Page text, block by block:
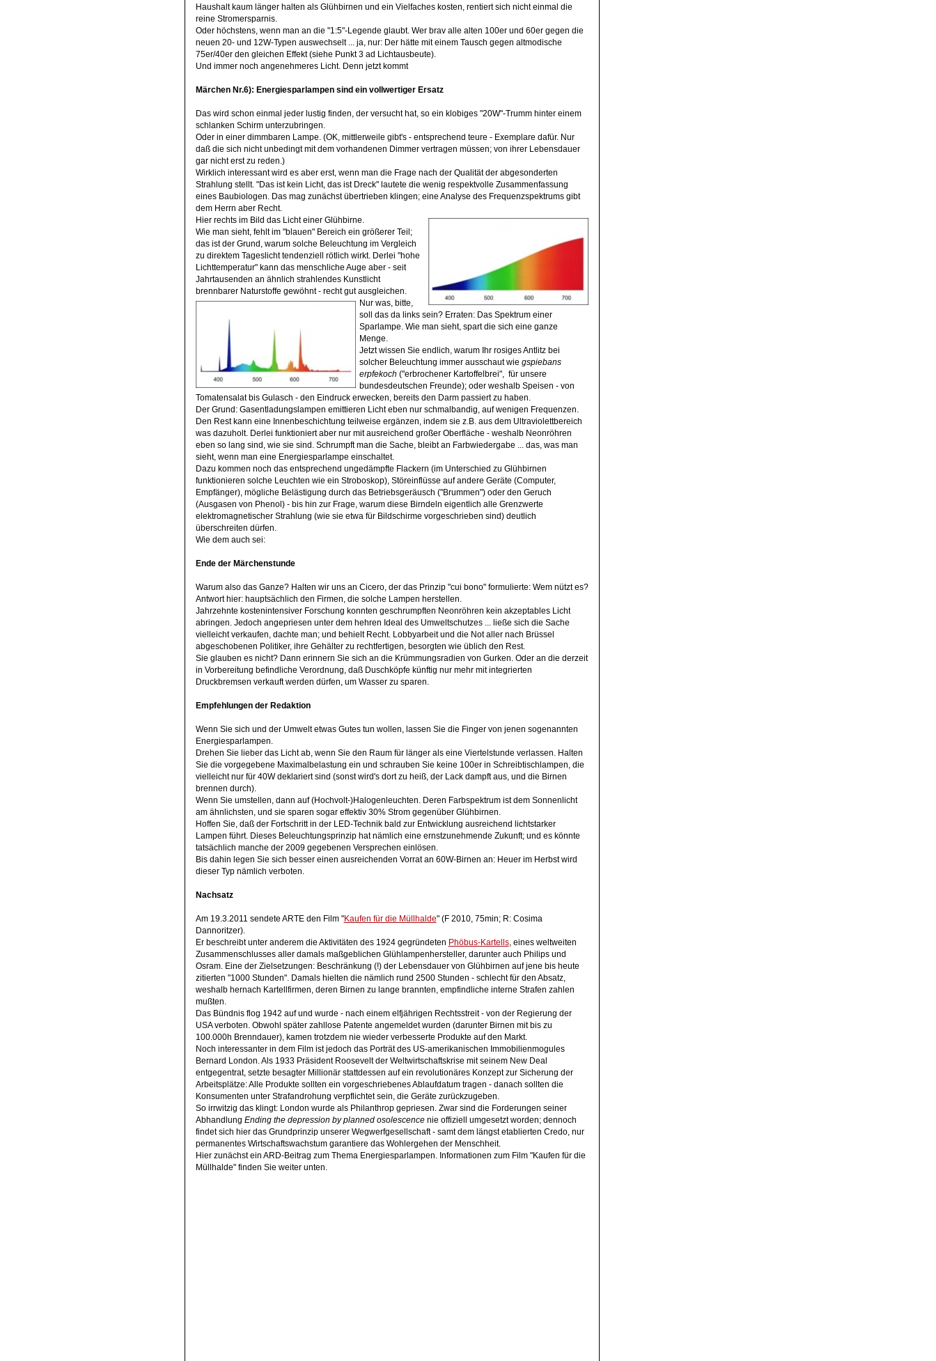
Haushalt kaum länger halten als Glühbirnen und ein Vielfaches kosten, rentiert sich nicht einmal die
reine Stromersparnis.
Oder höchstens, wenn man an die "1:5"-Legende glaubt. Wer brav alle alten 100er und 60er gegen die
neuen 20- und 12W-Typen auswechselt ... ja, nur: Der hätte mit einem Tausch gegen altmodische
75er/40er den gleichen Effekt (siehe Punkt 3 ad Lichtausbeute).
Und immer noch angenehmeres Licht. Denn jetzt kommt
Märchen Nr.6): Energiesparlampen sind ein vollwertiger Ersatz
Das wird schon einmal jeder lustig finden, der versucht hat, so ein klobiges "20W"-Trumm hinter einem
schlanken Schirm unterzubringen.
Oder in einer dimmbaren Lampe. (OK, mittlerweile gibt's - entsprechend teure - Exemplare dafür. Nur
daß die sich nicht unbedingt mit dem vorhandenen Dimmer vertragen müssen; von ihrer Lebensdauer
gar nicht erst zu reden.)
Wirklich interessant wird es aber erst, wenn man die Frage nach der Qualität der abgesonderten
Strahlung stellt. "Das ist kein Licht, das ist Dreck" lautete die wenig respektvolle Zusammenfassung
eines Baubiologen. Das mag zunächst übertrieben klingen; eine Analyse des Frequenzspektrums gibt
dem Herrn aber Recht.
Hier rechts im Bild das Licht einer Glühbirne.
Wie man sieht, fehlt im "blauen" Bereich ein größerer Teil;
das ist der Grund, warum solche Beleuchtung im Vergleich
zu direktem Tageslicht tendenziell rötlich wirkt. Derlei "hohe
Lichttemperatur" kann das menschliche Auge aber - seit
Jahrtausenden an ähnlich strahlendes Kunstlicht
brennbarer Naturstoffe gewöhnt - recht gut ausgleichen.
Nur was, bitte,
soll das da links sein? Erraten: Das Spektrum einer
Sparlampe. Wie man sieht, spart die sich eine ganze
Menge.
Jetzt wissen Sie endlich, warum Ihr rosiges Antlitz bei
solcher Beleuchtung immer ausschaut wiegspiebans
erpfekoch ("erbrochener Kartoffelbrei", für unsere
bundesdeutschen Freunde); oder weshalb Speisen - von
Tomatensalat bis Gulasch - den Eindruck erwecken, bereits den Darm passiert zu haben.
Der Grund: Gasentladungslampen emittieren Licht eben nur schmalbandig, auf wenigen Frequenzen.
Den Rest kann eine Innenbeschichtung teilweise ergänzen, indem sie z.B. aus dem Ultraviolettbereich
was dazuholt. Derlei funktioniert aber nur mit ausreichend großer Oberfläche - weshalb Neonröhren
eben so lang sind, wie sie sind. Schrumpft man die Sache, bleibt an Farbwiedergabe ... das, was man
sieht, wenn man eine Energiesparlampe einschaltet.
Dazu kommen noch das entsprechend ungedämpfte Flackern (im Unterschied zu Glühbirnen
funktionieren solche Leuchten wie ein Stroboskop), Störeinflüsse auf andere Geräte (Computer,
Empfänger), mögliche Belästigung durch das Betriebsgeräusch ("Brummen") oder den Geruch
(Ausgasen von Phenol) - bis hin zur Frage, warum diese Birndeln eigentlich alle Grenzwerte
elektromagnetischer Strahlung (wie sie etwa für Bildschirme vorgeschrieben sind) deutlich
überschreiten dürfen.
Wie dem auch sei:
Ende der Märchenstunde
Warum also das Ganze? Halten wir uns an Cicero, der das Prinzip "cui bono" formulierte: Wem nützt es?
Antwort hier: hauptsächlich den Firmen, die solche Lampen herstellen.
Jahrzehnte kostenintensiver Forschung konnten geschrumpften Neonröhren kein akzeptables Licht
abringen. Jedoch angepriesen unter dem hehren Ideal des Umweltschutzes ... ließe sich die Sache
vielleicht verkaufen, dachte man; und behielt Recht. Lobbyarbeit und die Not aller nach Brüssel
abgeschobenen Politiker, ihre Gehälter zu rechtfertigen, besorgten wie üblich den Rest.
Sie glauben es nicht? Dann erinnern Sie sich an die Krümmungsradien von Gurken. Oder an die derzeit
in Vorbereitung befindliche Verordnung, daß Duschköpfe künftig nur mehr mit integrierten
Druckbremsen verkauft werden dürfen, um Wasser zu sparen.
Empfehlungen der Redaktion
Wenn Sie sich und der Umwelt etwas Gutes tun wollen, lassen Sie die Finger von jenen sogenannten
Energiesparlampen.
Drehen Sie lieber das Licht ab, wenn Sie den Raum für länger als eine Viertelstunde verlassen. Halten
Sie die vorgegebene Maximalbelastung ein und schrauben Sie keine 100er in Schreibtischlampen, die
vielleicht nur für 40W deklariert sind (sonst wird's dort zu heiß, der Lack dampft aus, und die Birnen
brennen durch).
Wenn Sie umstellen, dann auf (Hochvolt-)Halogenleuchten. Deren Farbspektrum ist dem Sonnenlicht
am ähnlichsten, und sie sparen sogar effektiv 30% Strom gegenüber Glühbirnen.
Hoffen Sie, daß der Fortschritt in der LED-Technik bald zur Entwicklung ausreichend lichtstarker
Lampen führt. Dieses Beleuchtungsprinzip hat nämlich eine ernstzunehmende Zukunft; und es könnte
tatsächlich manche der 2009 gegebenen Versprechen einlösen.
Bis dahin legen Sie sich besser einen ausreichenden Vorrat an 60W-Birnen an: Heuer im Herbst wird
dieser Typ nämlich verboten.
Nachsatz
Am 19.3.2011 sendete ARTE den Film "Kaufen für die Müllhalde" (F 2010, 75min; R: Cosima
Dannoritzer).
Er beschreibt unter anderem die Aktivitäten des 1924 gegründeten Phöbus-Kartells, eines weltweiten
Zusammenschlusses aller damals maßgeblichen Glühlampenhersteller, darunter auch Philips und
Osram. Eine der Zielsetzungen: Beschränkung (!) der Lebensdauer von Glühbirnen auf jene bis heute
zitierten "1000 Stunden". Damals hielten die nämlich rund 2500 Stunden - schlecht für den Absatz,
weshalb hernach Kartellfirmen, deren Birnen zu lange brannten, empfindliche interne Strafen zahlen
mußten.
Das Bündnis flog 1942 auf und wurde - nach einem elfjährigen Rechtsstreit - von der Regierung der
USA verboten. Obwohl später zahllose Patente angemeldet wurden (darunter Birnen mit bis zu
100.000h Brenndauer), kamen trotzdem nie wieder verbesserte Produkte auf den Markt.
Noch interessanter in dem Film ist jedoch das Porträt des US-amerikanischen Immobilienmogules
Bernard London. Als 1933 Präsident Roosevelt der Weltwirtschaftskrise mit seinem New Deal
entgegentrat, setzte besagter Millionär stattdessen auf ein revolutionäres Konzept zur Sicherung der
Arbeitsplätze: Alle Produkte sollten ein vorgeschriebenes Ablaufdatum tragen - danach sollten die
Konsumenten unter Strafandrohung verpflichtet sein, die Geräte zurückzugeben.
So irrwitzig das klingt: London wurde als Philanthrop gepriesen. Zwar sind die Forderungen seiner
Abhandlung Ending the depression by planned osolescencenie offiziell umgesetzt worden; dennoch
findet sich hier das Grundprinzip unserer Wegwerfgesellschaft - samt dem längst etablierten Credo, nur
permanentes Wirtschaftswachstum garantiere das Wohlergehen der Menschheit.
Hier zunächst ein ARD-Beitrag zum Thema Energiesparlampen. Informationen zum Film "Kaufen für die
Müllhalde" finden Sie weiter unten.